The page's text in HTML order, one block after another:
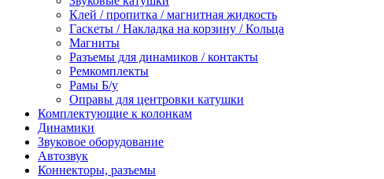
Клей / пропитка / магнитная жидкость
Гаскеты / Накладка на корзину / Кольца
Магниты
Разъемы для динамиков / контакты
Ремкомплекты
Рамы Б/у
Оправы для центровки катушки
Комплектующие к колонкам
Динамики
Звуковое оборудование
Автозвук
Коннекторы, разъемы